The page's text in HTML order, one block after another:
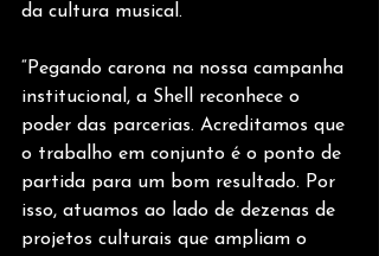
da cultura musical.
“Pegando carona na nossa campanha
institucional, a Shell reconhece o
poder das parcerias. Acreditamos que
o trabalho em conjunto é o ponto de
partida para um bom resultado. Por
isso, atuamos ao lado de dezenas de
projetos culturais que ampliam o